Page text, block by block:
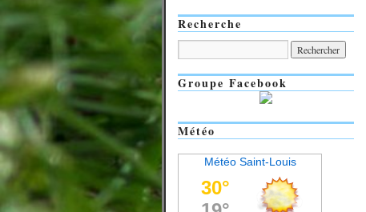
Recherche
Groupe Facebook
Météo
Météo Saint-Louis